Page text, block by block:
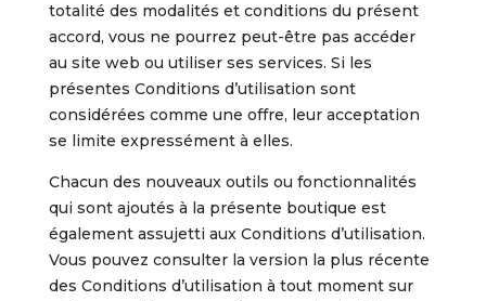
totalité des modalités et conditions du présent
accord, vous ne pourrez peut-être pas accéder
au site web ou utiliser ses services. Si les
présentes Conditions d’utilisation sont
considérées comme une offre, leur acceptation
se limite expressément à elles.
Chacun des nouveaux outils ou fonctionnalités
qui sont ajoutés à la présente boutique est
également assujetti aux Conditions d’utilisation.
Vous pouvez consulter la version la plus récente
des Conditions d’utilisation à tout moment sur